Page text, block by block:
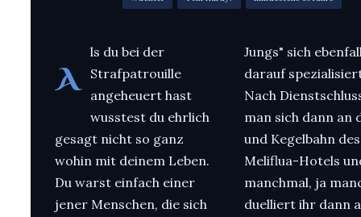
A
ls du bei der
Strafpatrouille
angeheuert hast
wusstest du ehrlich
gesagt nicht so ganz
wohin mit deinem Leben.
Du warst einfach einer
jener Menschen, die sich
Jungs" sich
darauf
Nach
man sich dann an
und Kegelbahn des
Meliflua-Hotels
manchmal, ja
duelliert ihr dann